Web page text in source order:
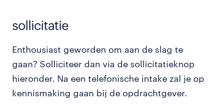
sollicitatie
Enthousiast geworden om aan de slag te
gaan? Solliciteer dan via de sollicitatieknop
hieronder. Na een telefonische intake zal je op
kennismaking gaan bij de opdrachtgever.